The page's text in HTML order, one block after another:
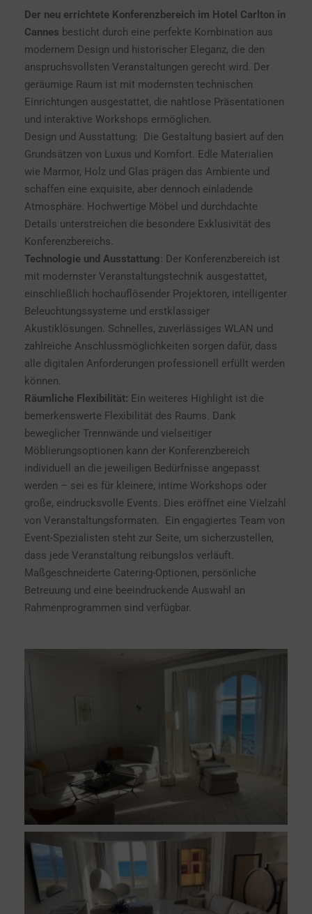
Der neu errichtete Konferenzbereich im Hotel Carlton in
Cannes besticht durch eine perfekte Kombination aus
modernem Design und historischer Eleganz, die den
anspruchsvollsten Veranstaltungen gerecht wird. Der
geräumige Raum ist mit modernsten technischen
Einrichtungen ausgestattet, die nahtlose Präsentationen
und interaktive Workshops ermöglichen.
Design und Ausstattung: Die Gestaltung basiert auf den
Grundsätzen von Luxus und Komfort. Edle Materialien
wie Marmor, Holz und Glas prägen das Ambiente und
schaffen eine exquisite, aber dennoch einladende
Atmosphäre. Hochwertige Möbel und durchdachte
Details unterstreichen die besondere Exklusivität des
Konferenzbereichs.
Technologie und Ausstattung: Der Konferenzbereich ist
mit modernster Veranstaltungstechnik ausgestattet,
einschließlich hochauflösender Projektoren, intelligenter
Beleuchtungssysteme und erstklassiger
Akustiklösungen. Schnelles, zuverlässiges WLAN und
zahlreiche Anschlussmöglichkeiten sorgen dafür, dass
alle digitalen Anforderungen professionell erfüllt werden
können.
Räumliche Flexibilität: Ein weiteres Highlight ist die
bemerkenswerte Flexibilität des Raums. Dank
beweglicher Trennwände und vielseitiger
Möblierungsoptionen kann der Konferenzbereich
individuell an die jeweiligen Bedürfnisse angepasst
werden – sei es für kleinere, intime Workshops oder
große, eindrucksvolle Events. Dies eröffnet eine Vielzahl
von Veranstaltungsformaten. Ein engagiertes Team von
Event-Spezialisten steht zur Seite, um sicherzustellen,
dass jede Veranstaltung reibungslos verläuft.
Maßgeschneiderte Catering-Optionen, persönliche
Betreuung und eine beeindruckende Auswahl an
Rahmenprogrammen sind verfügbar.